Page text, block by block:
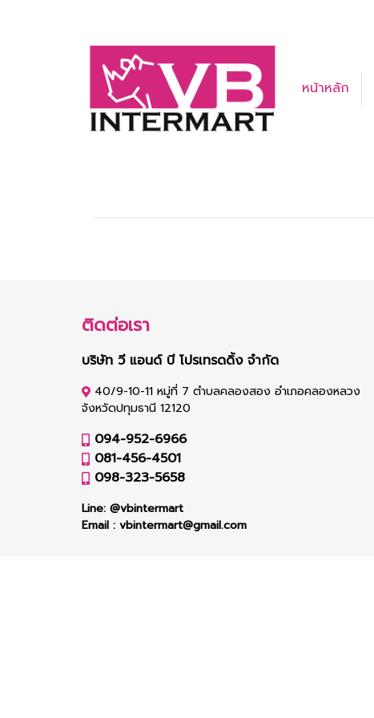
หน้าหลัก
ติดต่อเรา
บริษัท วี แอนด์ บี โปรเทรดดิ้ง จำกัด
40/9-10-11 หมู่ที่ 7 ตำบลคลองสอง อำเภอคลองหลวง
จังหวัดปทุมธานี 12120
094-952-6966
081-456-4501
098-323-5658
Line: @vbintermart
Email : vbintermart@gmail.com